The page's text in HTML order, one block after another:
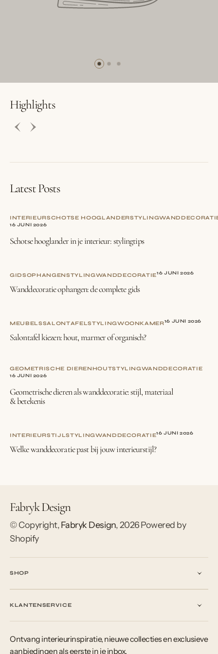
BUTTON LABELBUTTON LABEL
Highlights
Latest Posts
INTERIEURSCHOTSE HOOGLANDERSTYLING
16 JUNI 2026
Schotse hooglander in je interieur: stylingtips
GIDSOPHANGENSTYLINGWANDDECORATIE16 JUNI 2026
Wanddecoratie ophangen: de complete gids
MEUBELSSALONTAFELSTYLINGWOONKAMER16 JUNI 2026
Salontafel kiezen: hout, marmer of organisch?
GEOMETRISCHE DIERENHOUTSTYLINGWANDDECORATIE
16 JUNI 2026
Geometrische dieren als wanddecoratie: stijl, materiaal
& betekenis
INTERIEURSTIJLSTYLINGWANDDECORATIE16 JUNI 2026
Welke wanddecoratie past bij jouw interieurstijl?
Fabryk Design
© Copyright,Fabryk Design,2026Powered by
Shopify
SHOP
KLANTENSERVICE
Ontvang interieurinspiratie, nieuwe collecties en exclusieve
aanbiedingen als eerste in je inbox.